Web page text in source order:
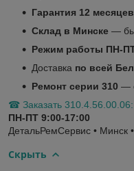
Гарантия 12
Склад в Минске —
Режим работы ПН-
Доставка по всей
Ремонт серии 310 —
☎ Заказать
ПН-ПТ 9:00-17:00
ДетальРемСервис • Минск
Скрыть